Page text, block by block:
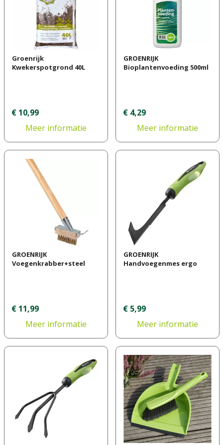
Groenrijk
Kwekerspotgrond 40L
€ 10,99
Meer informatie
GROENRIJK
Bioplantenvoeding 500ml
€ 4,29
Meer informatie
GROENRIJK
Voegenkrabber+steel
€ 11,99
Meer informatie
GROENRIJK
Handvoegenmes ergo
€ 5,99
Meer informatie